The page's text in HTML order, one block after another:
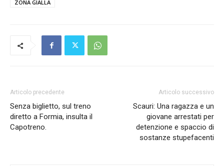
ZONA GIALLA
Articolo precedente
Senza biglietto, sul treno
diretto a Formia, insulta il
Capotreno.
Articolo successivo
Scauri: Una ragazza e un
giovane arrestati per
detenzione e spaccio di
sostanze stupefacenti